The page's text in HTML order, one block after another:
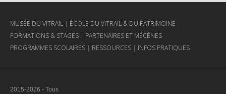
MUSÉE DU VITRAIL
ÉCOLE DU VITRAIL & DU PATRIMOINE
FORMATIONS & STAGES
PARTENAIRES ET MÉCÈNES
PROGRAMMES SCOLAIRES
RESSOURCES INFOS PRATIQUES
2015-2026 - Tous